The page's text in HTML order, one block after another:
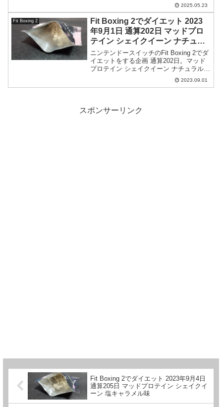
2025.05.23
Fit Boxing 2
Fit Boxing 2でダイエット 2023
年9月1日 通算202日 マッドプロ
テイン シェイクイーン ナチュラ
ルストロベリー味
ニンテンドースイッチのFit Boxing 2でダ
イエットをする企画 通算202日。マッド
プロテイン シェイクイーン ナチュラルス
トロベリー味を飲んでみました。先日の
バナナ味同様、なんと今回も苺の果肉入
2023.09.01
スポンサーリンク
Fit Boxing 2でダイエット 2023年9月4日
通算205日 マッドプロテイン シェイクイ
ーン 塩キャラメル味